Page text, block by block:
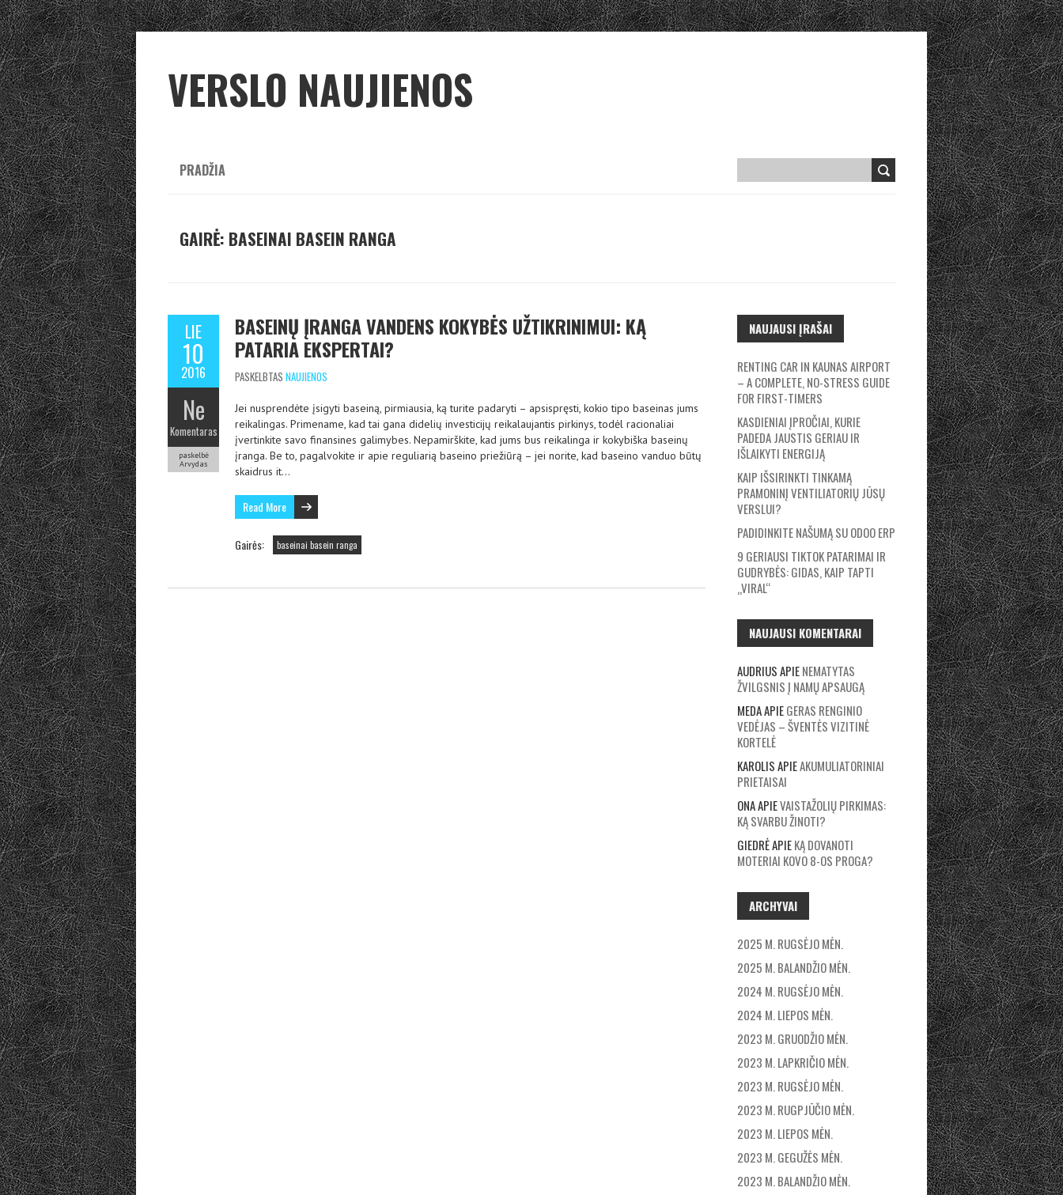
VERSLO NAUJIENOS
PRADŽIA
GAIRĖ: BASEINAI BASEIN RANGA
LIE
10
2016
Ne
Komentaras
paskelbė
Arvydas
BASEINŲ ĮRANGA VANDENS KOKYBĖS UŽTIKRINIMUI: KĄ
PATARIA EKSPERTAI?
PASKELBTAS NAUJIENOS
Jei nusprendėte įsigyti baseiną, pirmiausia, ką turite padaryti – apsispręsti, kokio tipo baseinas jums
reikalingas. Primename, kad tai gana didelių investicijų reikalaujantis pirkinys, todėl racionaliai
įvertinkite savo finansines galimybes. Nepamirškite, kad jums bus reikalinga ir kokybiška baseinų
įranga. Be to, pagalvokite ir apie reguliarią baseino priežiūrą – jei norite, kad baseino vanduo būtų
skaidrus it…
Read More
Gairės: baseinai basein ranga
NAUJAUSI ĮRAŠAI
RENTING CAR IN KAUNAS AIRPORT
– A COMPLETE, NO-STRESS GUIDE
FOR FIRST-TIMERS
KASDIENIAI ĮPROČIAI, KURIE
PADEDA JAUSTIS GERIAU IR
IŠLAIKYTI ENERGIJĄ
KAIP IŠSIRINKTI TINKAMĄ
PRAMONINĮ VENTILIATORIŲ JŪSŲ
VERSLUI?
PADIDINKITE NAŠUMĄ SU ODOO ERP
9 GERIAUSI TIKTOK PATARIMAI IR
GUDRYBĖS: GIDAS, KAIP TAPTI
„VIRAL“
NAUJAUSI KOMENTARAI
AUDRIUSAPIENEMATYTAS
ŽVILGSNIS Į NAMŲ APSAUGĄ
MEDAAPIEGERAS RENGINIO
VEDĖJAS – ŠVENTĖS VIZITINĖ
KORTELĖ
KAROLISAPIEAKUMULIATORINIAI
PRIETAISAI
ONAAPIEVAISTAŽOLIŲ PIRKIMAS:
KĄ SVARBU ŽINOTI?
GIEDRĖAPIEKĄ DOVANOTI
MOTERIAI KOVO 8-OS PROGA?
ARCHYVAI
2025 M. RUGSĖJO MĖN.
2025 M. BALANDŽIO MĖN.
2024 M. RUGSĖJO MĖN.
2024 M. LIEPOS MĖN.
2023 M. GRUODŽIO MĖN.
2023 M. LAPKRIČIO MĖN.
2023 M. RUGSĖJO MĖN.
2023 M. RUGPJŪČIO MĖN.
2023 M. LIEPOS MĖN.
2023 M. GEGUŽĖS MĖN.
2023 M. BALANDŽIO MĖN.